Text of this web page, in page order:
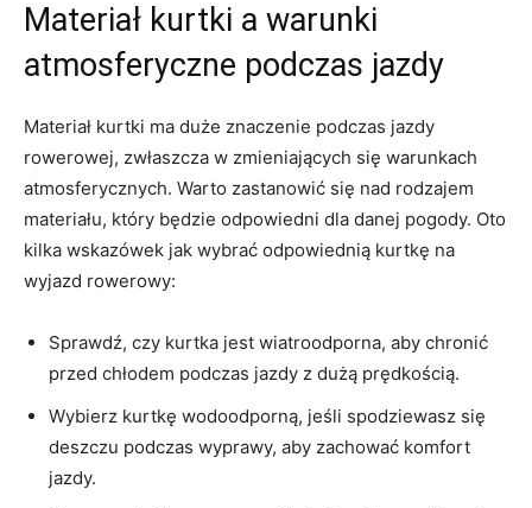
Materiał kurtki a warunki
atmosferyczne podczas jazdy
Materiał kurtki ma duże‍ znaczenie podczas jazdy
⁣rowerowej, zwłaszcza w zmieniających się warunkach⁤
atmosferycznych. Warto zastanowić się nad ​rodzajem⁣
materiału,⁣ który będzie odpowiedni dla danej‌ pogody. Oto
kilka wskazówek jak wybrać odpowiednią⁢ kurtkę na
wyjazd rowerowy:
Sprawdź, czy kurtka jest wiatroodporna, aby ⁣chronić
przed chłodem podczas jazdy⁢ z dużą prędkością.
Wybierz kurtkę wodoodporną, jeśli ​spodziewasz się
deszczu podczas wyprawy, aby zachować komfort
jazdy.